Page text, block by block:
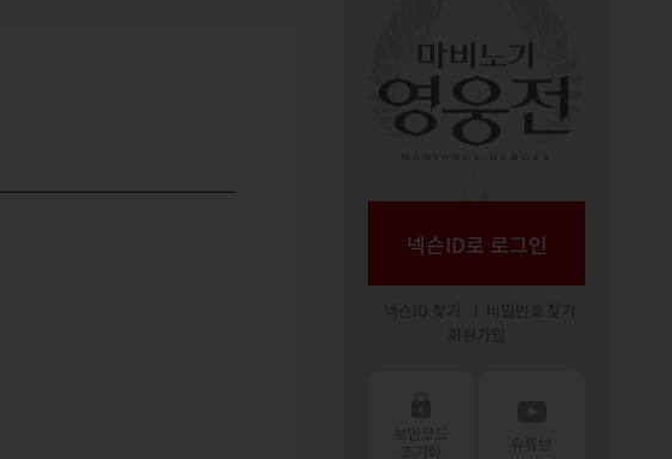
넥슨ID로 로그인
넥슨ID 찾기
비밀번호 찾기
회원가입